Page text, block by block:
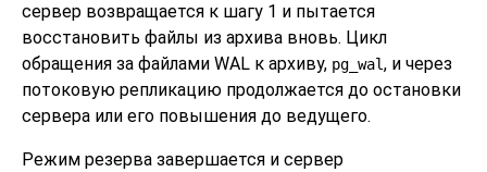
сервер возвращается к шагу 1 и пытается
восстановить файлы из архива вновь. Цикл
обращения за файлами WAL к архиву, pg_wal, и через
потоковую репликацию продолжается до остановки
сервера или его повышения до ведущего.
Режим резерва завершается и сервер